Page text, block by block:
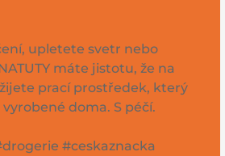
upletete svetr nebo
máte jistotu, že na
prací prostředek, který
doma. S péčí.
#ceskaznacka